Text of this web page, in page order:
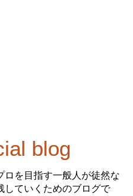
blog
ロを目指す一般人が徒然な
していくためのブログで